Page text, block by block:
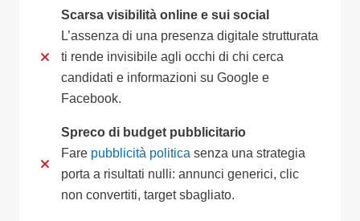
Scarsa visibilità online e sui social
L’assenza di una presenza digitale strutturata
ti rende invisibile agli occhi di chi cerca
candidati e informazioni su Google e
Facebook.
Spreco di budget pubblicitario
Fare pubblicità politica senza una strategia
porta a risultati nulli: annunci generici, clic
non convertiti, target sbagliato.